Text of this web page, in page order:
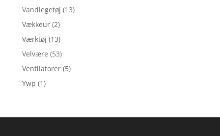
Vandlegetøj (13)
Vækkeur (2)
Værktøj (13)
Velvære (53)
Ventilatorer (5)
Ywp (1)